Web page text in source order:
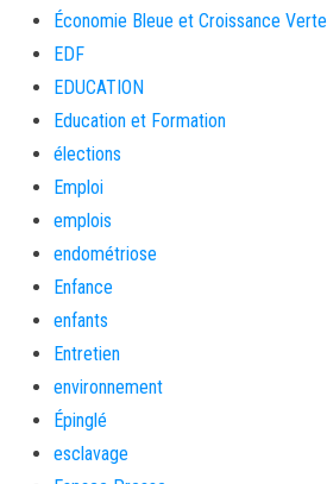
Économie Bleue et Croissance Verte
EDF
EDUCATION
Education et Formation
élections
Emploi
emplois
endométriose
Enfance
enfants
Entretien
environnement
Épinglé
esclavage